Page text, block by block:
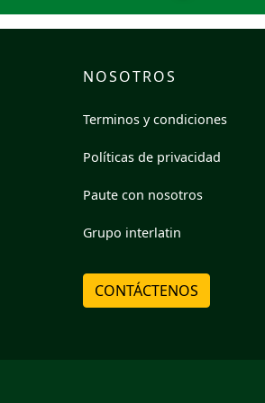
NOSOTROS
Terminos y condiciones
Políticas de privacidad
Paute con nosotros
Grupo interlatin
CONTÁCTENOS